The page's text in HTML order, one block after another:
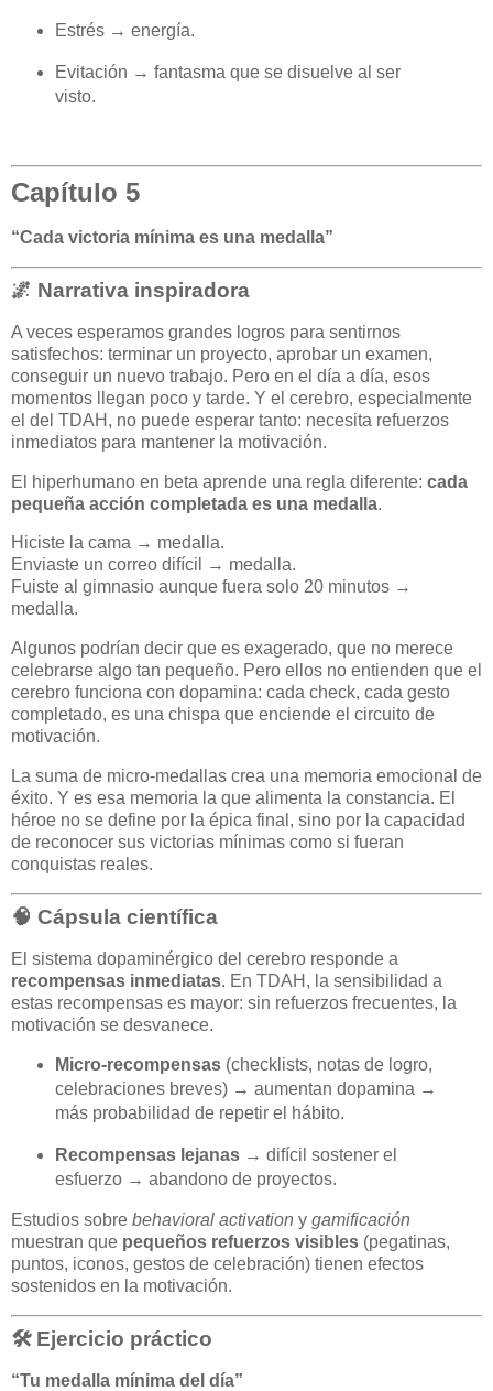
Estrés → energía.
Evitación → fantasma que se disuelve al ser
visto.
Capítulo 5
“Cada victoria mínima es una medalla”
🌌 Narrativa inspiradora
A veces esperamos grandes logros para sentirnos
satisfechos: terminar un proyecto, aprobar un examen,
conseguir un nuevo trabajo. Pero en el día a día, esos
momentos llegan poco y tarde. Y el cerebro, especialmente
el del TDAH, no puede esperar tanto: necesita refuerzos
inmediatos para mantener la motivación.
El hiperhumano en beta aprende una regla diferente: cada
pequeña acción completada es una medalla.
Hiciste la cama → medalla.
Enviaste un correo difícil → medalla.
Fuiste al gimnasio aunque fuera solo 20 minutos →
medalla.
Algunos podrían decir que es exagerado, que no merece
celebrarse algo tan pequeño. Pero ellos no entienden que el
cerebro funciona con dopamina: cada check, cada gesto
completado, es una chispa que enciende el circuito de
motivación.
La suma de micro-medallas crea una memoria emocional de
éxito. Y es esa memoria la que alimenta la constancia. El
héroe no se define por la épica final, sino por la capacidad
de reconocer sus victorias mínimas como si fueran
conquistas reales.
🧠 Cápsula científica
El sistema dopaminérgico del cerebro responde a
recompensas inmediatas. En TDAH, la sensibilidad a
estas recompensas es mayor: sin refuerzos frecuentes, la
motivación se desvanece.
Micro-recompensas(checklists, notas de logro,
celebraciones breves) → aumentan dopamina →
más probabilidad de repetir el hábito.
Recompensas lejanas→ difícil sostener el
esfuerzo → abandono de proyectos.
Estudios sobre behavioral activation y gamificación
muestran que pequeños refuerzos visibles (pegatinas,
puntos, iconos, gestos de celebración) tienen efectos
sostenidos en la motivación.
🛠️ Ejercicio práctico
“Tu medalla mínima del día”